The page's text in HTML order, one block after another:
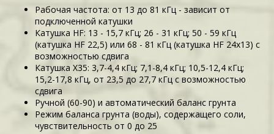
Рабочая частота: от 13 до 81 кГц - зависит от
подключенной катушки
Катушка HF: 13 - 15,7 кГц; 26 - 31 кГц; 50 - 59 кГц
(катушка HF 22,5) или 68 - 81 кГц (катушка HF 24х13) с
возможностью сдвига
Катушка X35: 3,7-4,4 кГц; 7,1-8,4 кГц; 10,5-12,4 кГц;
15,2-17,8 кГц, от 23,5 до 27,7 кГц с возможностью
сдвига
Ручной (60-90) и автоматический баланс грунта
Режим баланса грунта (воды), содержащего соли,
чувствительность от 0 до 25